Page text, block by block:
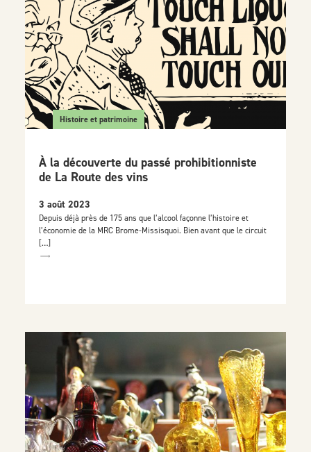
Histoire et patrimoine
À la découverte du passé prohibitionniste
de La Route des vins
3 août 2023
Depuis déjà près de 175 ans que l’alcool façonne l’histoire et
l’économie de la MRC Brome-Missisquoi. Bien avant que le circuit
[…]